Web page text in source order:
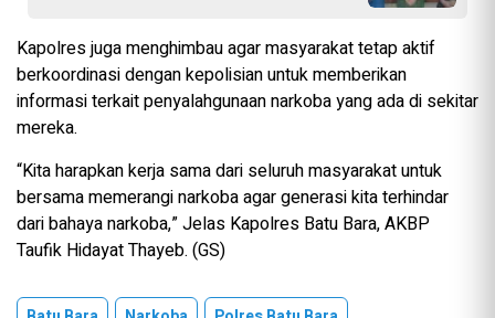
Kapolres juga menghimbau agar masyarakat tetap aktif
berkoordinasi dengan kepolisian untuk memberikan
informasi terkait penyalahgunaan narkoba yang ada di sekitar
mereka.
“Kita harapkan kerja sama dari seluruh masyarakat untuk
bersama memerangi narkoba agar generasi kita terhindar
dari bahaya narkoba,” Jelas Kapolres Batu Bara, AKBP
Taufik Hidayat Thayeb. (GS)